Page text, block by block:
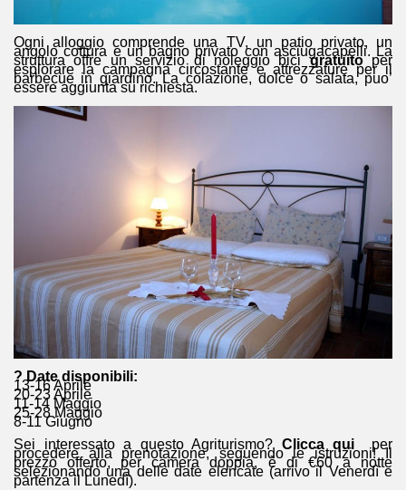
Ogni alloggio comprende una TV, un patio privato, un
angolo cottura e un bagno privato con asciugacapelli. La
struttura offre un servizio di noleggio bicigratuitoper
esplorare la campagna circostante e attrezzature per il
barbecue in giardino. La colazione, dolce o salata, puo’
essere aggiunta su richiesta.
? Date disponibili:
13-16 Aprile
20-23 Aprile
11-14 Maggio
25-28 Maggio
8-11 Giugno
Sei interessato a questo Agriturismo? Clicca qui per
procedere alla prenotazione, seguendo le istruzioni! Il
prezzo offerto, per camera doppia, è di €60 a notte
selezionando una delle date elencate (arrivo il Venerdì e
partenza il Lunedì).